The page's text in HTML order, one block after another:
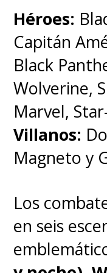
Héroes:
Capitán
Black
Wolverine,
Marvel,
Villanos:
Magneto y
Los
en seis